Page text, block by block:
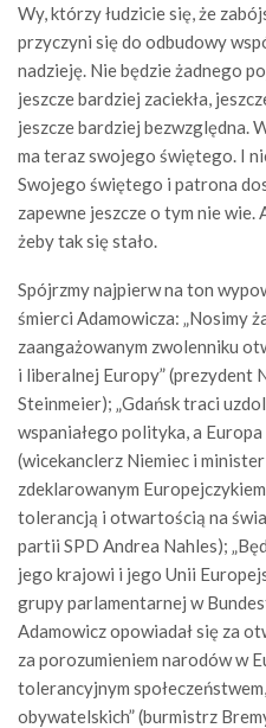
Wy, którzy łudzicie się, że
przyczyni się do odbudowy
nadzieję. Nie będzie żadnego
jeszcze bardziej zaciekła,
jeszcze bardziej bezwzględna.
ma teraz swojego świętego. I
Swojego świętego i patrona
zapewne jeszcze o tym nie wie.
żeby tak się stało.
Spójrzmy najpierw na ton
śmierci Adamowicza: „Nosimy
zaangażowanym zwolenniku
i liberalnej Europy” (prezydent
Steinmeier); „Gdańsk traci
wspaniałego polityka, a
(wicekanclerz Niemiec i
zdeklarowanym
tolerancją i otwartością na
partii SPD Andrea Nahles);
jego krajowi i jego Unii
grupy parlamentarnej w
Adamowicz opowiadał się za
za porozumieniem narodów w
tolerancyjnym
obywatelskich” (burmistrz